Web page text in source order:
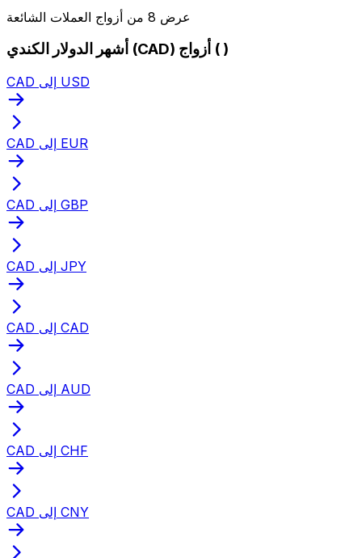
عرض 8 من أزواج العملات الشائعة
أشهر الدولار الكندي (CAD) أزواج ( )
CAD إلى USD
CAD إلى EUR
CAD إلى GBP
CAD إلى JPY
CAD إلى CAD
CAD إلى AUD
CAD إلى CHF
CAD إلى CNY